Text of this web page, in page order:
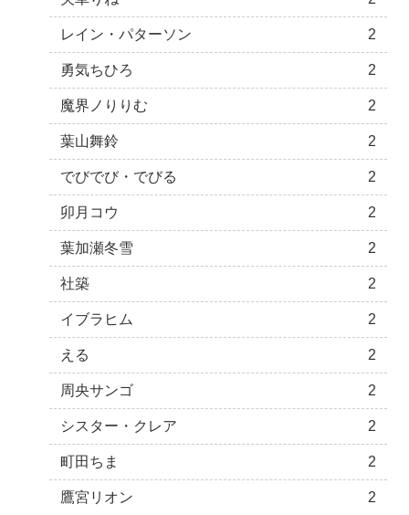
レイン・パターソン 2
勇気ちひろ 2
魔界ノりりむ 2
葉山舞鈴 2
でびでび・でびる 2
卯月コウ 2
葉加瀬冬雪 2
社築 2
イブラヒム 2
える 2
周央サンゴ 2
シスター・クレア 2
町田ちま 2
鷹宮リオン 2